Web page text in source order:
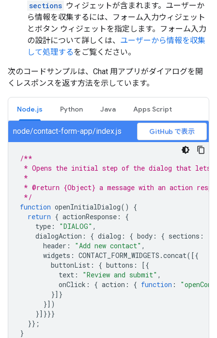
sections ウィジェットが含まれます。ユーザーか
ら情報を収集するには、フォーム入力ウィジェット
とボタン ウィジェットを指定します。フォーム入力
の設計について詳しくは、 ユーザーから情報を収集
して処理するをご覧ください。
次のコードサンプルは、Chat 用アプリがダイアログを開
くレスポンスを返す方法を示しています。
Node.js Python Java Apps Script
node/contact-form-app/index.js GitHub で表示
/**
* Opens the initial step of the dialog that lets
*
* @return {Object} a message with an action
*/
function openInitialDialog()
{
return { actionResponse :
{
type : "DIALOG" ,
dialogAction : { dialog : { body : { sections :
header : "Add new contact" ,
widgets : CONTACT_FORM_WIDGETS .concat([{
buttonList : { buttons :
[{
text : "Review and submit" ,
onClick : { action : { function :
}]}
}])
}]}}}
}};
}